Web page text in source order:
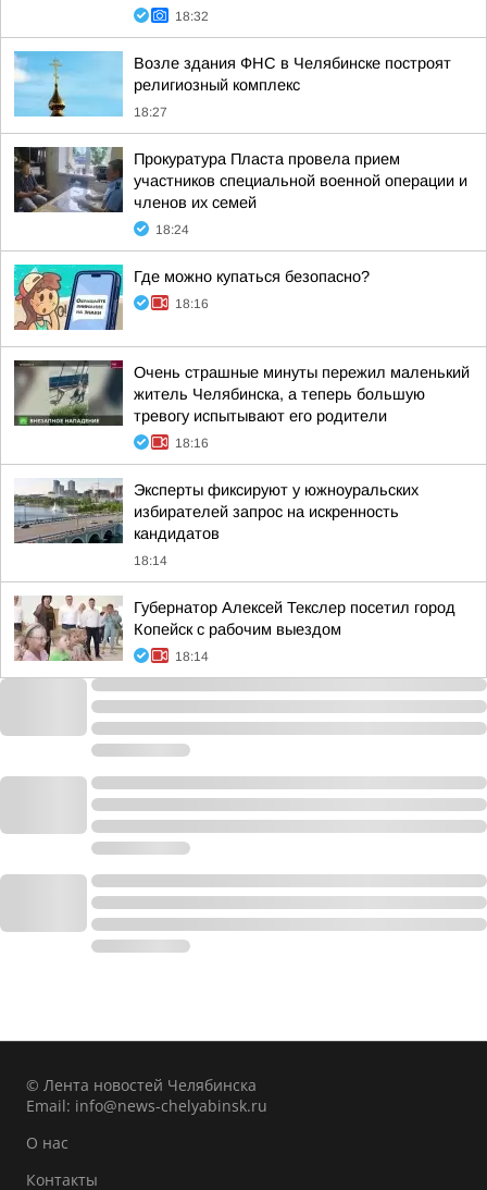
18:32
Возле здания ФНС в Челябинске построят
религиозный комплекс
18:27
Прокуратура Пласта провела прием
участников специальной военной операции и
членов их семей
18:24
Где можно купаться безопасно?
18:16
Очень страшные минуты пережил маленький
житель Челябинска, а теперь большую
тревогу испытывают его родители
18:16
Эксперты фиксируют у южноуральских
избирателей запрос на искренность
кандидатов
18:14
Губернатор Алексей Текслер посетил город
Копейск с рабочим выездом
18:14
© Лента новостей Челябинска
Email: info@news-chelyabinsk.ru
О нас
Контакты